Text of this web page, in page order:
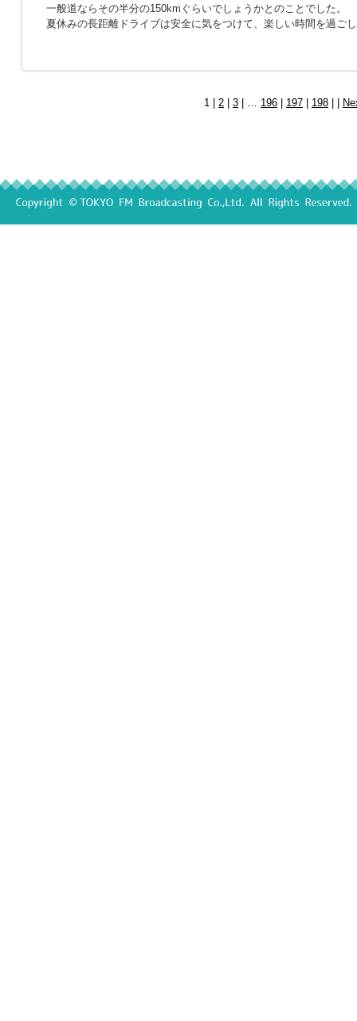
一般道ならその半分の150kmぐらいでしょうかとのことでした。
夏休みの長距離ドライブは安全に気をつけて、楽しい時間を過ご
1 | 2 3 | … 196 197 198